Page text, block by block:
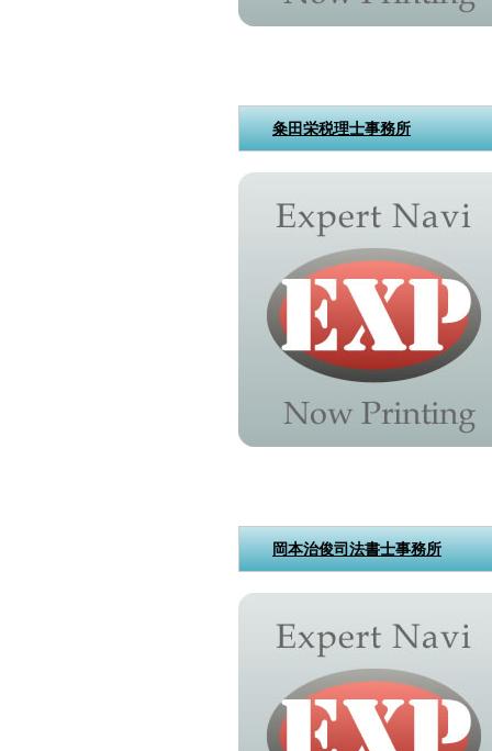
粂田栄税理士事務所
岡本治俊司法書士事務所